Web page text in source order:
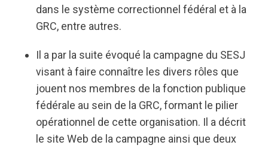
dans le système correctionnel fédéral et à la
GRC, entre autres.
Il a par la suite évoqué la campagne du SESJ
visant à faire connaître les divers rôles que
jouent nos membres de la fonction publique
fédérale au sein de la GRC, formant le pilier
opérationnel de cette organisation. Il a décrit
le site Web de la campagne ainsi que deux